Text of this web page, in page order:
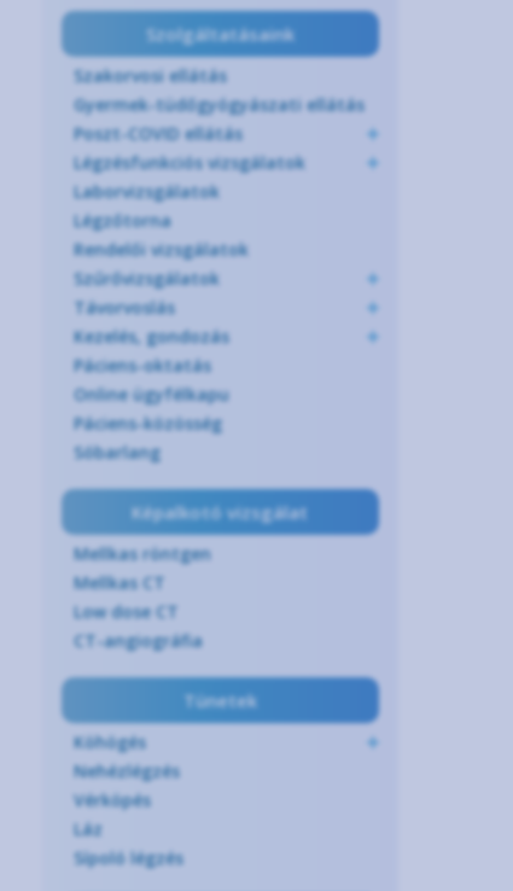
Szolgáltatásaink
Szakorvosi ellátás
Gyermek-tüdőgyógyászati ellátás
Poszt-COVID ellátás
Légzésfunkciós vizsgálatok
Laborvizsgálatok
Légzőtorna
Rendelői vizsgálatok
Szűrővizsgálatok
Távorvoslás
Kezelés, gondozás
Páciens-oktatás
Online ügyfélkapu
Páciens-közösség
Sóbarlang
Képalkotó vizsgálat
Mellkas röntgen
Mellkas CT
Low dose CT
CT-angiográfia
Tünetek
Köhögés
Nehézlégzés
Vérköpés
Láz
Sípoló légzés